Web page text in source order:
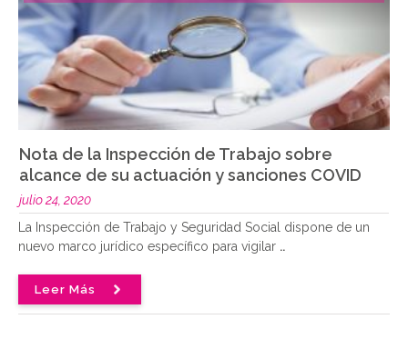
Nota de la Inspección de Trabajo sobre
alcance de su actuación y sanciones COVID
julio 24, 2020
La Inspección de Trabajo y Seguridad Social dispone de un
nuevo marco jurídico específico para vigilar ..
Leer Más